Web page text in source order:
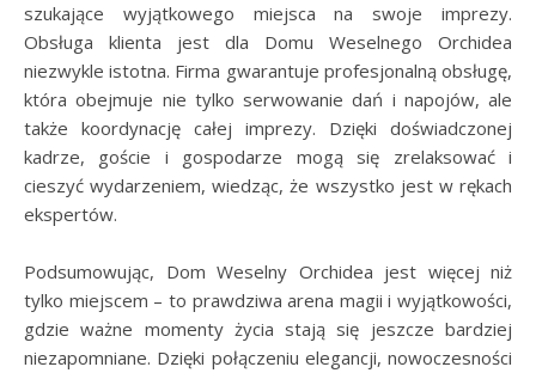
szukające wyjątkowego miejsca na swoje imprezy.
Obsługa klienta jest dla Domu Weselnego Orchidea
niezwykle istotna. Firma gwarantuje profesjonalną obsługę,
która obejmuje nie tylko serwowanie dań i napojów, ale
także koordynację całej imprezy. Dzięki doświadczonej
kadrze, goście i gospodarze mogą się zrelaksować i
cieszyć wydarzeniem, wiedząc, że wszystko jest w rękach
ekspertów.
Podsumowując, Dom Weselny Orchidea jest więcej niż
tylko miejscem – to prawdziwa arena magii i wyjątkowości,
gdzie ważne momenty życia stają się jeszcze bardziej
niezapomniane. Dzięki połączeniu elegancji, nowoczesności